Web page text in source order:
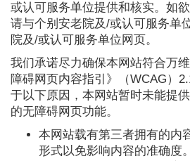
或认可服务单位提供和核实。如
请与个别安老院及/或认可服务单
院及/或认可服务单位网页。
我们承诺尽力确保本网站符合万
障碍网页内容指引》（WCAG）
于以下原因，本网站暂时未能提
的无障碍网页功能。
本网站载有第三者拥有的内
形式以免影响内容的准确度。